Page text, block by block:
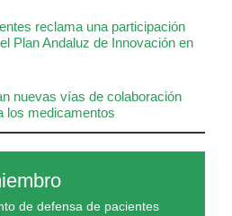
reclama una participación
Plan Andaluz de Innovación en
nuevas vías de colaboración
los medicamentos
de defensa de pacientes